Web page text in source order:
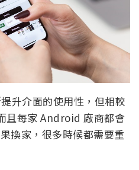
升介面的使用性，但相較
且每家 Android 廠商都會
換家，很多時候都需要重